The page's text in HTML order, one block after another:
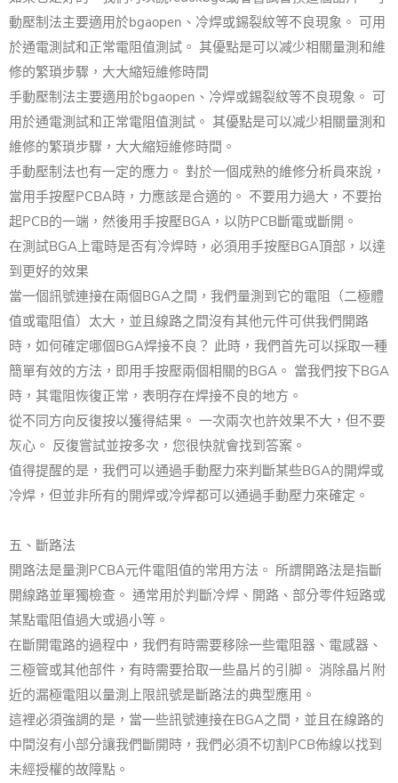
動壓制法主要適用於bgaopen、冷焊或錫裂紋等不良現象。 可用
於通電測試和正常電阻值測試。 其優點是可以减少相關量測和維
修的繁瑣步驟，大大縮短維修時間
手動壓制法主要適用於bgaopen、冷焊或錫裂紋等不良現象。 可
用於通電測試和正常電阻值測試。 其優點是可以减少相關量測和
維修的繁瑣步驟，大大縮短維修時間。
手動壓制法也有一定的應力。 對於一個成熟的維修分析員來說，
當用手按壓PCBA時，力應該是合適的。 不要用力過大，不要抬
起PCB的一端，然後用手按壓BGA，以防PCB斷電或斷開。
在測試BGA上電時是否有冷焊時，必須用手按壓BGA頂部，以達
到更好的效果
當一個訊號連接在兩個BGA之間，我們量測到它的電阻（二極體
值或電阻值）太大，並且線路之間沒有其他元件可供我們開路
時，如何確定哪個BGA焊接不良？ 此時，我們首先可以採取一種
簡單有效的方法，即用手按壓兩個相關的BGA。 當我們按下BGA
時，其電阻恢復正常，表明存在焊接不良的地方。
從不同方向反復按以獲得結果。 一次兩次也許效果不大，但不要
灰心。 反復嘗試並按多次，您很快就會找到答案。
值得提醒的是，我們可以通過手動壓力來判斷某些BGA的開焊或
冷焊，但並非所有的開焊或冷焊都可以通過手動壓力來確定。
五、斷路法
開路法是量測PCBA元件電阻值的常用方法。 所謂開路法是指斷
開線路並單獨檢查。 通常用於判斷冷焊、開路、部分零件短路或
某點電阻值過大或過小等。
在斷開電路的過程中，我們有時需要移除一些電阻器、電感器、
三極管或其他部件，有時需要拾取一些晶片的引脚。 消除晶片附
近的漏極電阻以量測上限訊號是斷路法的典型應用。
這裡必須強調的是，當一些訊號連接在BGA之間，並且在線路的
中間沒有小部分讓我們斷開時，我們必須不切割PCB佈線以找到
未經授權的故障點。